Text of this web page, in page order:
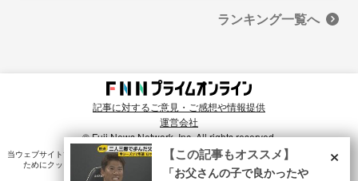
ランキング一覧へ
記事に対するご意見・ご感想や情報提供
運営会社
© Fuji News Network, Inc. All rights reserved.
当ウェブサイトでは、ユーザのニーズ・興味・関⼼に合致したコンテンツや広告配信を提供する
ためにクッキーを使⽤しています。詳細は、
プライバシーポリシー をご確認ください。×
【この記事もオススメ】
「お父さんの子で良かったや